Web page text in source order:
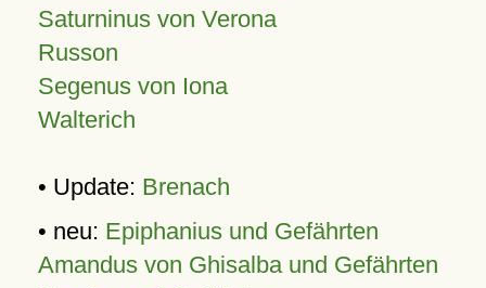
Saturninus von Verona
Russon
Segenus von Iona
Walterich
• Update: Brenach
• neu: Epiphanius und Gefährten
Amandus von Ghisalba und Gefährten